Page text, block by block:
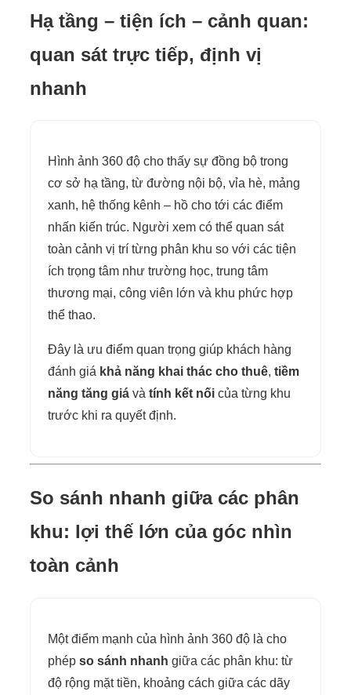
Hạ tầng – tiện ích – cảnh quan:
quan sát trực tiếp, định vị
nhanh
Hình ảnh 360 độ cho thấy sự đồng bộ trong
cơ sở hạ tầng, từ đường nội bộ, vỉa hè, mảng
xanh, hệ thống kênh – hồ cho tới các điểm
nhấn kiến trúc. Người xem có thể quan sát
toàn cảnh vị trí từng phân khu so với các tiện
ích trọng tâm như trường học, trung tâm
thương mại, công viên lớn và khu phức hợp
thể thao.
Đây là ưu điểm quan trọng giúp khách hàng
đánh giá khả năng khai thác cho thuê, tiềm
năng tăng giá và tính kết nối của từng khu
trước khi ra quyết định.
So sánh nhanh giữa các phân
khu: lợi thế lớn của góc nhìn
toàn cảnh
Một điểm mạnh của hình ảnh 360 độ là cho
phép so sánh nhanh giữa các phân khu: từ
độ rộng mặt tiền, khoảng cách giữa các dãy